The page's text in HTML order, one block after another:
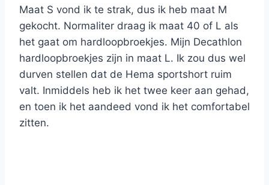
Maat S vond ik te strak, dus ik heb maat M
gekocht. Normaliter draag ik maat 40 of L als
het gaat om hardloopbroekjes. Mijn Decathlon
hardloopbroekjes zijn in maat L. Ik zou dus wel
durven stellen dat de Hema sportshort ruim
valt. Inmiddels heb ik het twee keer aan gehad,
en toen ik het aandeed vond ik het comfortabel
zitten.